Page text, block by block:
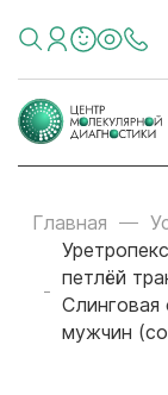
Главная
петлёй
мужчин